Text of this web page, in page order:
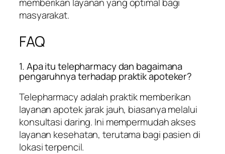
masyarakat.
FAQ
1. Apa itu telepharmacy dan bagaimana
pengaruhnya terhadap praktik apoteker?
Telepharmacy adalah praktik memberikan
layanan apotek jarak jauh, biasanya melalui
konsultasi daring. Ini mempermudah akses
layanan kesehatan, terutama bagi pasien di
lokasi terpencil.